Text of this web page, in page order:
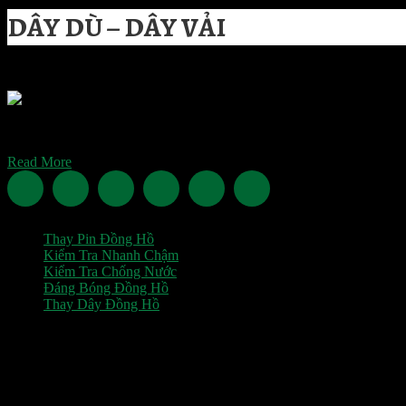
DÂY DÙ – DÂY VẢI
Read More
Thay Pin Đồng Hồ
Kiểm Tra Nhanh Chậm
Kiểm Tra Chống Nước
Đáng Bóng Đồng Hồ
Thay Dây Đồng Hồ